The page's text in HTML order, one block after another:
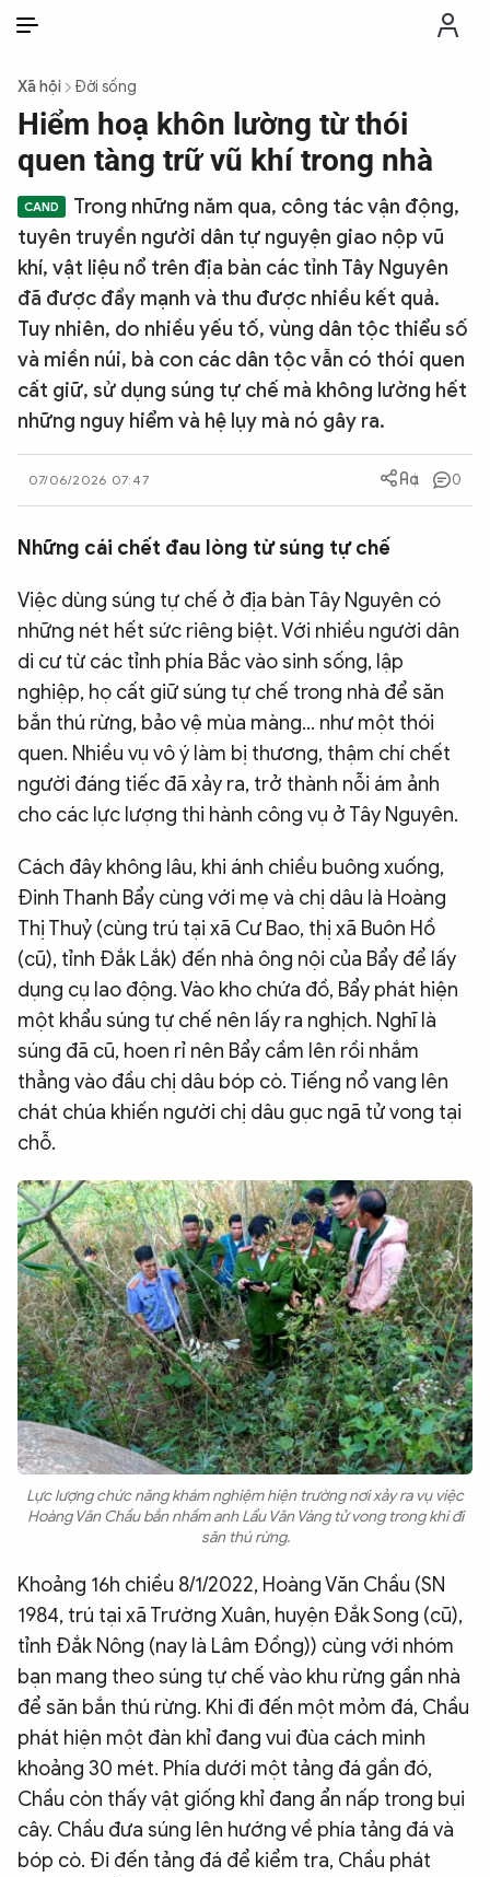
THỜI SỰ
CHỐNG DIỄN BIẾN HÒA BÌNH
CÔNG AN TRONG LÒNG DÂN
PHÁP LUẬT
BẠN ĐỌC & CAND
ĐA PHƯƠNG TIỆN
eMagazine
Podcast
Chuyên trang An ninh thế giới
Chuyên đề
Xã hội Đời sống
Hiểm hoạ khôn lường từ thói
quen tàng trữ vũ khí trong nhà
Trong những năm qua, công tác vận động,
tuyên truyền người dân tự nguyện giao nộp vũ
khí, vật liệu nổ trên địa bàn các tỉnh Tây Nguyên
đã được đẩy mạnh và thu được nhiều kết quả.
Tuy nhiên, do nhiều yếu tố, vùng dân tộc thiểu số
và miền núi, bà con các dân tộc vẫn có thói quen
cất giữ, sử dụng súng tự chế mà không lường hết
những nguy hiểm và hệ lụy mà nó gây ra.
07/06/2026 07:47 0
Những cái chết đau lòng từ súng tự chế
Việc dùng súng tự chế ở địa bàn Tây Nguyên có
những nét hết sức riêng biệt. Với nhiều người dân
di cư từ các tỉnh phía Bắc vào sinh sống, lập
nghiệp, họ cất giữ súng tự chế trong nhà để săn
bắn thú rừng, bảo vệ mùa màng… như một thói
quen. Nhiều vụ vô ý làm bị thương, thậm chí chết
người đáng tiếc đã xảy ra, trở thành nỗi ám ảnh
cho các lực lượng thi hành công vụ ở Tây Nguyên.
Cách đây không lâu, khi ánh chiều buông xuống,
Đinh Thanh Bẩy cùng với mẹ và chị dâu là Hoàng
Thị Thuỷ (cùng trú tại xã Cư Bao, thị xã Buôn Hồ
(cũ), tỉnh Đắk Lắk) đến nhà ông nội của Bẩy để lấy
dụng cụ lao động. Vào kho chứa đồ, Bẩy phát hiện
một khẩu súng tự chế nên lấy ra nghịch. Nghĩ là
súng đã cũ, hoen rỉ nên Bẩy cầm lên rồi nhắm
thẳng vào đầu chị dâu bóp cò. Tiếng nổ vang lên
chát chúa khiến người chị dâu gục ngã tử vong tại
chỗ.
Lực lượng chức năng khám nghiệm hiện trường nơi xảy ra vụ việc
Hoàng Văn Chầu bắn nhầm anh Lẩu Văn Vàng tử vong trong khi đi
săn thú rừng.
Khoảng 16h chiều 8/1/2022, Hoàng Văn Chầu (SN
1984, trú tại xã Trường Xuân, huyện Đắk Song (cũ),
tỉnh Đắk Nông (nay là Lâm Đồng)) cùng với nhóm
bạn mang theo súng tự chế vào khu rừng gần nhà
để săn bắn thú rừng. Khi đi đến một mỏm đá, Chầu
phát hiện một đàn khỉ đang vui đùa cách mình
khoảng 30 mét. Phía dưới một tảng đá gần đó,
Chầu còn thấy vật giống khỉ đang ẩn nấp trong bụi
cây. Chầu đưa súng lên hướng về phía tảng đá và
bóp cò. Đi đến tảng đá để kiểm tra, Chầu phát